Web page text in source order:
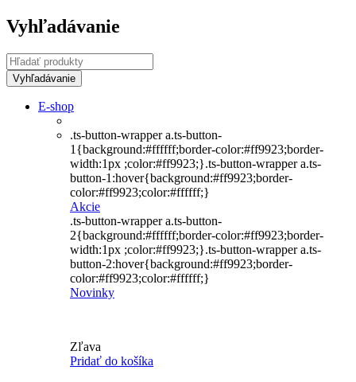
Vyhľadávanie
E-shop
.ts-button-wrapper a.ts-button-
1{background:#ffffff;border-color:#ff9923;border-
width:1px ;color:#ff9923;}.ts-button-wrapper a.ts-
button-1:hover{background:#ff9923;border-
color:#ff9923;color:#ffffff;}
Akcie
.ts-button-wrapper a.ts-button-
2{background:#ffffff;border-color:#ff9923;border-
width:1px ;color:#ff9923;}.ts-button-wrapper a.ts-
button-2:hover{background:#ff9923;border-
color:#ff9923;color:#ffffff;}
Novinky
Zľava
Pridať do košíka